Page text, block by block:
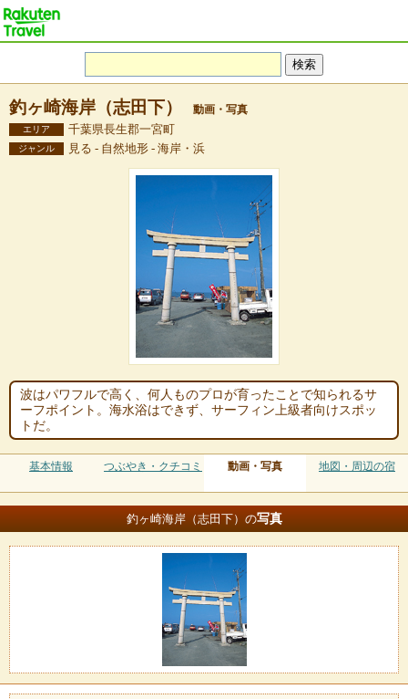
釣ヶ崎海岸（志田下） 動画・写真
エリア 千葉県長生郡一宮町
ジャンル 見る - 自然地形 - 海岸・浜
波はパワフルで高く、何人ものプロが育ったことで知られるサ
ーフポイント。海水浴はできず、サーフィン上級者向けスポッ
トだ。
基本情報 つぶやき・クチコミ 動画・写真 地図・周辺の宿
釣ヶ崎海岸（志田下）の写真